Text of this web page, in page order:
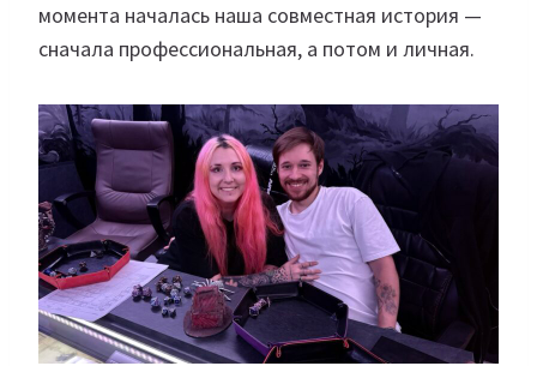
момента началась наша совместная история —
сначала профессиональная, а потом и личная.